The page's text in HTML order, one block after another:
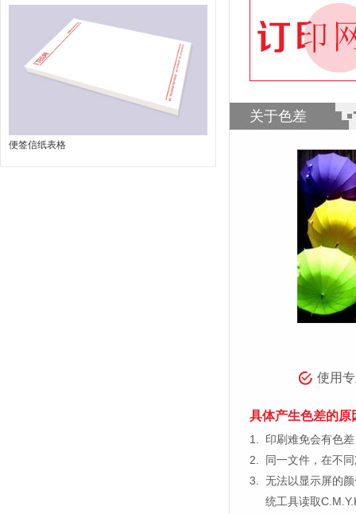
便签信纸表格
关于色差
使用
具体产生色差的原
1.
印刷难免会有色
2.
同一文件，在不
3.
无法以显示屏的
统工具读取